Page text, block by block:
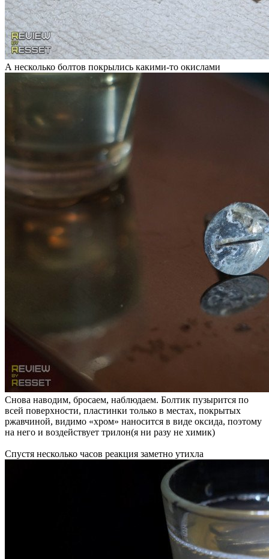
А несколько болтов покрылись какими-то окислами
Снова наводим, бросаем, наблюдаем. Болтик пузырится по
всей поверхности, пластинки только в местах, покрытых
ржавчиной, видимо «хром» наносится в виде оксида, поэтому
на него и воздействует трилон(я ни разу не химик)